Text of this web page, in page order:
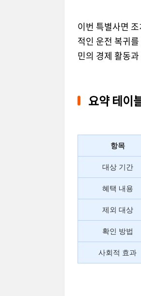
이번 특별사면
적인 운전 복귀
민의 경제 활동
요약 테이
항목
대상 기간
혜택 내용
제외 대상
확인 방법
사회적 효과